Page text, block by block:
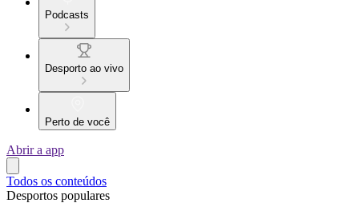
Podcasts
Desporto ao vivo
Perto de você
Abrir a app
Todos os conteúdos
Desportos populares